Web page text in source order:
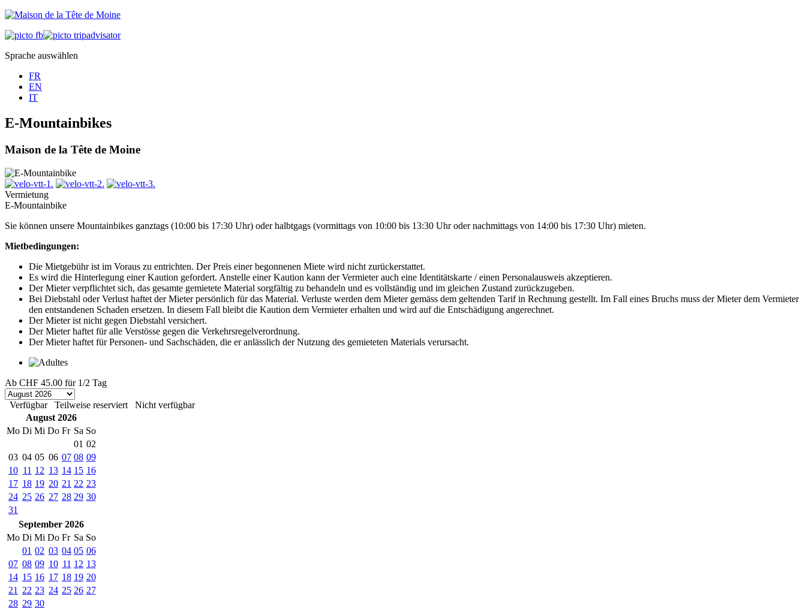
Sprache auswählen
FR
EN
IT
E-Mountainbikes
Maison de la Tête de Moine
Vermietung
E-Mountainbike
Sie können unsere Mountainbikes ganztags (10:00 bis 17:30 Uhr) oder halbtgags (vormittags von 10:00 bis 13:30 Uhr oder nachmittags von 14:00 bis 17:30 Uhr) mieten.
Mietbedingungen:
Die Mietgebühr ist im Voraus zu entrichten. Der Preis einer begonnenen Miete wird nicht zurückerstattet.
Es wird die Hinterlegung einer Kaution gefordert. Anstelle einer Kaution kann der Vermieter auch eine Identitätskarte / einen Personalausweis akzeptieren.
Der Mieter verpflichtet sich, das gesamte gemietete Material sorgfältig zu behandeln und es vollständig und im gleichen Zustand zurückzugeben.
Bei Diebstahl oder Verlust haftet der Mieter persönlich für das Material. Verluste werden dem Mieter gemäss dem geltenden Tarif in Rechnung gestellt. Im Fall eines Bruchs muss der Mieter dem Vermieter
den entstandenen Schaden ersetzen. In diesem Fall bleibt die Kaution dem Vermieter erhalten und wird auf die Entschädigung angerechnet.
Der Mieter ist nicht gegen Diebstahl versichert.
Der Mieter haftet für alle Verstösse gegen die Verkehrsregelverordnung.
Der Mieter haftet für Personen- und Sachschäden, die er anlässlich der Nutzung des gemieteten Materials verursacht.
Ab CHF 45.00 für 1/2 Tag
Verfügbar Teilweise reserviert
Nicht verfügbar
August 2026
Mo Di Mi Do Fr Sa So
01 02
03 04 05 06 07 08 09
10 11 12 13 14 15 16
17 18 19 20 21 22 23
24 25 26 27 28 29 30
31
September 2026
Mo Di Mi Do Fr Sa So
01 02 03 04 05 06
07 08 09 10 11 12 13
14 15 16 17 18 19 20
21
22 23 24 25 26 27
28 29 30